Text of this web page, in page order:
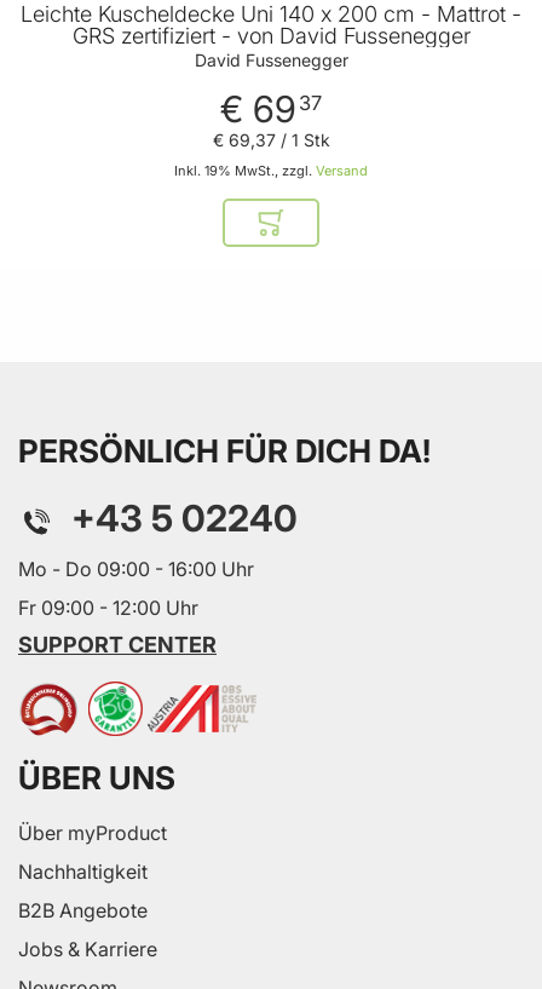
Leichte Kuscheldecke Uni 140 x 200 cm - Mattrot -
GRS zertifiziert - von David Fussenegger
David Fussenegger
€ 69 37
Inkl. 19% MwSt., zzgl. Versand
€ 69,37/ 1 Stk
In den Warenkorb
PERSÖNLICH FÜR DICH DA!
+43 5 02240
Mo - Do 09:00 - 16:00 Uhr
Fr 09:00 - 12:00 Uhr
SUPPORT CENTER
ÜBER UNS
Über myProduct
Nachhaltigkeit
B2B Angebote
Jobs & Karriere